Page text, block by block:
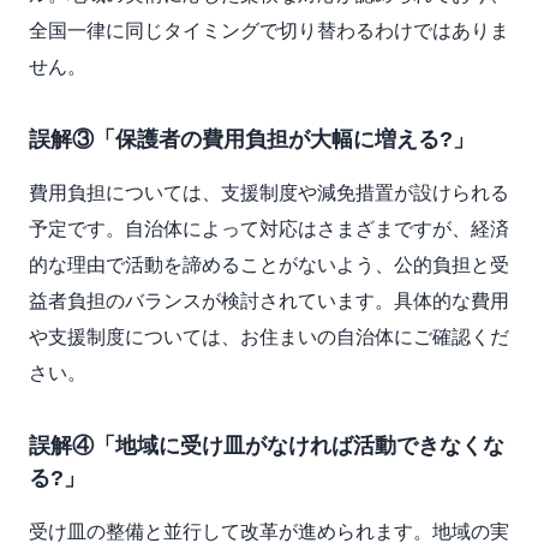
全国一律に同じタイミングで切り替わるわけではありま
せん。
誤解③「保護者の費用負担が大幅に増える?」
費用負担については、支援制度や減免措置が設けられる
予定です。自治体によって対応はさまざまですが、経済
的な理由で活動を諦めることがないよう、公的負担と受
益者負担のバランスが検討されています。具体的な費用
や支援制度については、お住まいの自治体にご確認くだ
さい。
誤解④「地域に受け皿がなければ活動できなくな
る?」
受け皿の整備と並行して改革が進められます。地域の実